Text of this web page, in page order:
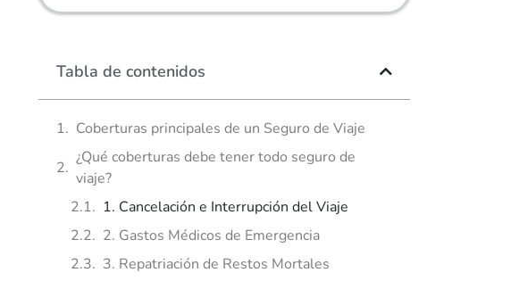
Tabla de contenidos
Coberturas principales de un Seguro de Viaje
¿Qué coberturas debe tener todo seguro de
viaje?
1. Cancelación e Interrupción del Viaje
2. Gastos Médicos de Emergencia
3. Repatriación de Restos Mortales